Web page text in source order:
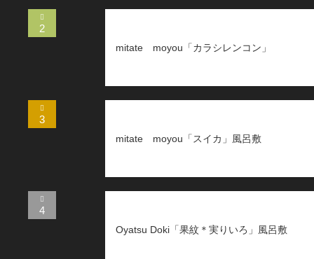
2
mitate moyou「カラシレンコン」
3
mitate moyou「スイカ」風呂敷
4
Oyatsu Doki「果紋＊実りいろ」風呂敷